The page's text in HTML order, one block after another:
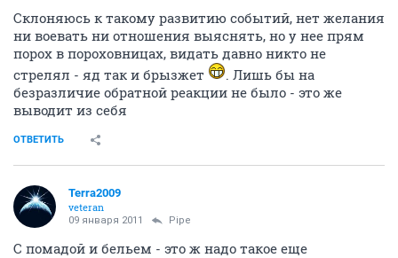
Склоняюсь к такому развитию событий, нет желания
ни воевать ни отношения выяснять, но у нее прям
порох в пороховницах, видать давно никто не
стрелял - яд так и брызжет
. Лишь бы на
безразличие обратной реакции не было - это же
выводит из себя
ОТВЕТИТЬ
Terra2009
veteran
09 января 2011 Pipe
С помадой и бельем - это ж надо такое еще